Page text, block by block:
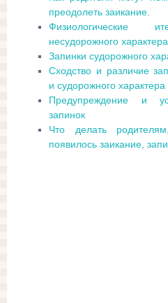
преодолеть заикание.
Физиологические
несудорожного характера.
Запинки судорожного
Сходство и различие
и судорожного характера
Предупреждение и
запинок
Что делать
появилось заикание,